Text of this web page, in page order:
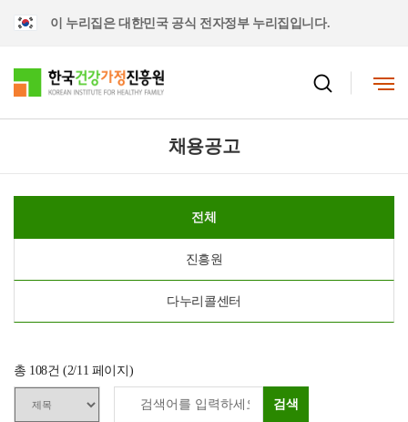
이 누리집은 대한민국 공식 전자정부 누리집입니다.
채용공고
전체
진흥원
다누리콜센터
총 108건 (2/11 페이지)
검색